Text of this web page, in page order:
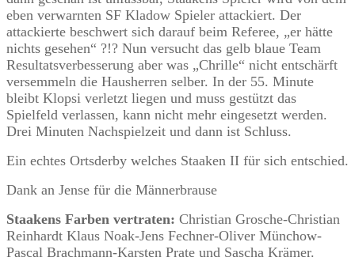
eben verwarnten SF Kladow Spieler attackiert. Der
attackierte beschwert sich darauf beim Referee, „er hätte
nichts gesehen“ ?!? Nun versucht das gelb blaue Team
Resultatsverbesserung aber was „Chrille“ nicht entschärft
versemmeln die Hausherren selber. In der 55. Minute
bleibt Klopsi verletzt liegen und muss gestützt das
Spielfeld verlassen, kann nicht mehr eingesetzt werden.
Drei Minuten Nachspielzeit und dann ist Schluss.
Ein echtes Ortsderby welches Staaken II für sich entschied.
Dank an Jense für die Männerbrause
Staakens Farben vertraten: Christian Grosche-Christian
Reinhardt Klaus Noak-Jens Fechner-Oliver Münchow-
Pascal Brachmann-Karsten Prate und Sascha Krämer.